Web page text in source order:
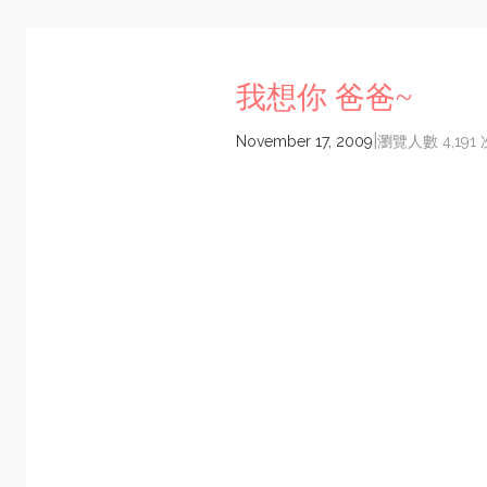
我想你 爸爸~
November 17, 2009 瀏覽人數 4,191